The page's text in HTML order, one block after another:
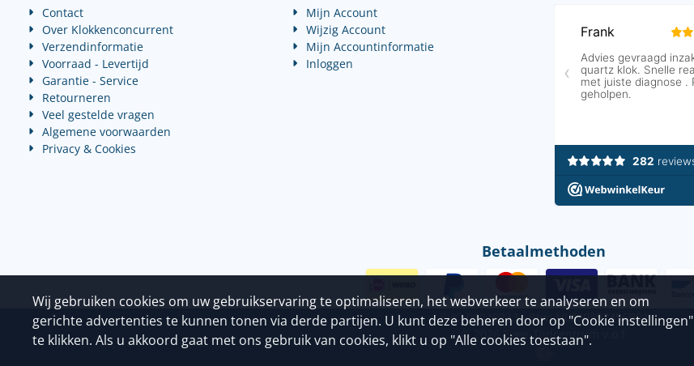
Contact
Over Klokkenconcurrent
Verzendinformatie
Voorraad - Levertijd
Garantie - Service
Retourneren
Veel gestelde vragen
Algemene voorwaarden
Privacy & Cookies
Mijn Account
Wijzig Account
Mijn Accountinformatie
Inloggen
Betaalmethoden
KvK: 09049833 - Btw: NL800397496B01
©2026Even-Tijdcentrum v.o.f.
Wij gebruiken cookies om uw gebruikservaring te optimaliseren, het webverkeer te analyseren en om
gerichte advertenties te kunnen tonen via derde partijen. U kunt deze beheren door op "Cookie instellingen"
te klikken. Als u akkoord gaat met ons gebruik van cookies, klikt u op "Alle cookies toestaan".